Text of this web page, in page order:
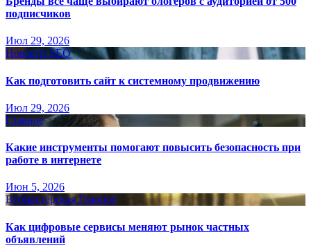
подписчиков
Июл 29, 2026
Новости SEO
Как подготовить сайт к системному продвижению
Июл 29, 2026
Главное
Какие инструменты помогают повысить безопасность при
работе в интернете
Июн 5, 2026
Вебмастерская Главное
Как цифровые сервисы меняют рынок частных
объявлений